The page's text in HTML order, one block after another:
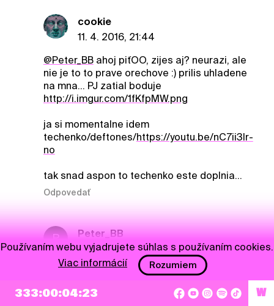
cookie
11. 4. 2016, 21:44
@Peter_BBahoj piťOO, zijes aj? neurazi, ale
nie je to to prave orechove :) prilis uhladene
na mna... PJ zatial boduje
http://i.imgur.com/1fKfpMW.png
ja si momentalne idem
techenko/deftones/https://youtu.be/nC7ii3Ir-
no
tak snad aspon to techenko este doplnia...
Odpovedať
P
Peter_BB
12. 4. 2016, 09:57
Skor tam prezivam ako zijem (dlha
ale do Pohody to verim dam :)) Na tom albume
333:00:04:22 W
Používaním webu vyjadrujete súhlas s používaním cookies.
Viac informácií
Rozumiem